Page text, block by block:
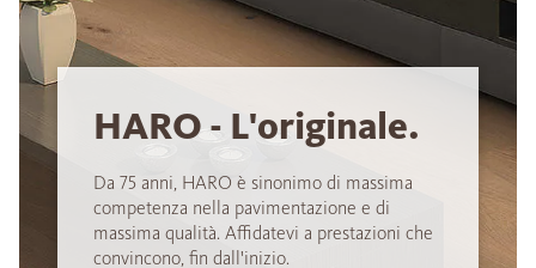
HARO - L'originale.
Da 75 anni, HARO è sinonimo di massima
competenza nella pavimentazione e di
massima qualità. Affidatevi a prestazioni che
convincono, fin dall'inizio.